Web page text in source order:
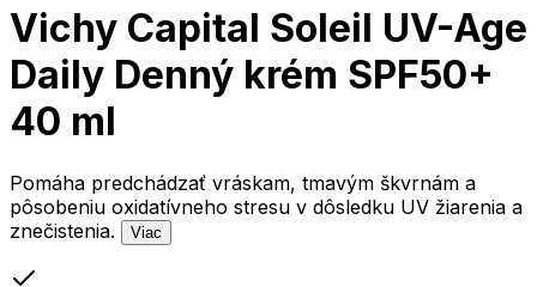
Vichy Capital Soleil UV-Age
Daily Denný krém SPF50+
40 ml
Pomáha predchádzať vráskam, tmavým škvrnám a
pôsobeniu oxidatívneho stresu v dôsledku UV žiarenia a
znečistenia.
Viac